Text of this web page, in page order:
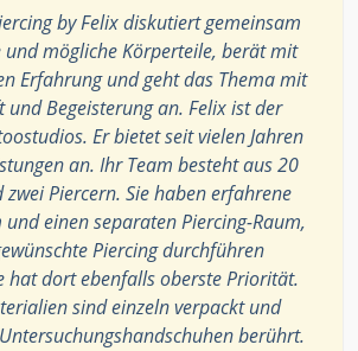
by Felix diskutiert gemeinsam
und mögliche Körperteile, berät mit
Erfahrung und geht das Thema mit
und Begeisterung an. Felix ist der
Er bietet seit vielen Jahren
an. Ihr Team besteht aus 20
Piercern. Sie haben erfahrene
einen separaten Piercing-Raum,
Piercing durchführen
hat dort ebenfalls oberste Priorität.
sind einzeln verpackt und
berührt.